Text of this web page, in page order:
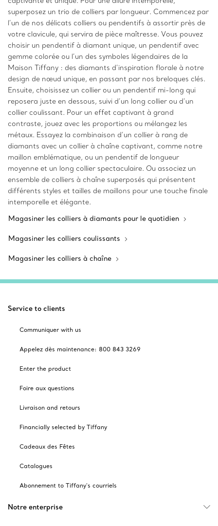
superposez un trio de colliers par longueur. Commencez par
l’un de nos délicats colliers ou pendentifs à assortir près de
votre clavicule, qui servira de pièce maîtresse. Vous pouvez
choisir un pendentif à diamant unique, un pendentif avec
gemme colorée ou l’un des symboles légendaires de la
Maison Tiffany : des diamants d’inspiration florale à notre
design de nœud unique, en passant par nos breloques clés.
Ensuite, choisissez un collier ou un pendentif mi-long qui
reposera juste en dessous, suivi d’un long collier ou d’un
collier coulissant. Pour un effet captivant à grand
contraste, jouez avec les proportions ou mélangez les
métaux. Essayez la combinaison d’un collier à rang de
diamants avec un collier à chaîne captivant, comme notre
maillon emblématique, ou un pendentif de longueur
moyenne et un long collier spectaculaire. Ou associez un
ensemble de colliers à chaîne superposés qui présentent
différents styles et tailles de maillons pour une touche finale
intemporelle et élégante.
Magasiner les colliers à diamants pour le quotidien
Magasiner les colliers coulissants
Magasiner les colliers à chaîne
Service to clients
Communiquer with us
Appelez dès maintenance: 800 843 3269
Enter the product
Foire aux questions
Livraison and retours
Financially selected by Tiffany
Cadeaux des Fêtes
Catalogues
Abonnement to Tiffany's courriels
Notre enterprise